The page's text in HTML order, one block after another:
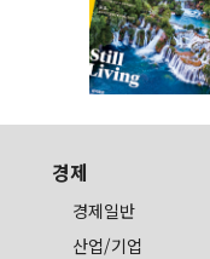
경제
경제일반
산업/기업